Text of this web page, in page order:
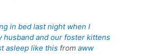
in bed last night when I
husband and our foster kittens
asleep like thisfrom aww